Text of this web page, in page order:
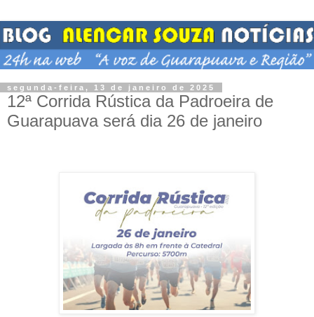
segunda-feira, 13 de janeiro de 2025
12ª Corrida Rústica da Padroeira de
Guarapuava será dia 26 de janeiro